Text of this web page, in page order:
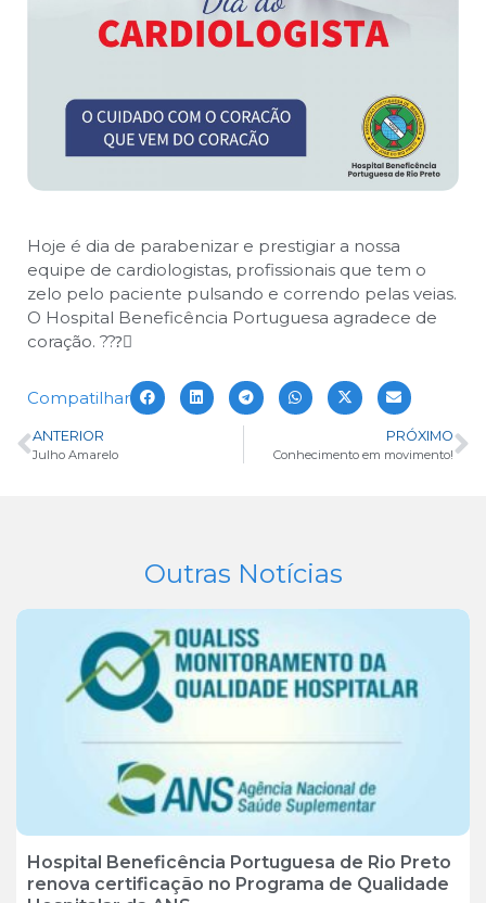
Hoje é dia de parabenizar e prestigiar a nossa
equipe de cardiologistas, profissionais que tem o
zelo pelo paciente pulsando e correndo pelas veias.
O Hospital Beneficência Portuguesa agradece de
coração. ???‍⚕
Compatilhar
ANTERIOR
Julho Amarelo
PRÓXIMO
Conhecimento em movimento!
Outras Notícias
Hospital Beneficência Portuguesa de Rio Preto
renova certificação no Programa de Qualidade